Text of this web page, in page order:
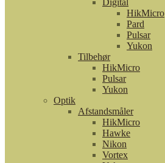
Digital
HikMicro
Pard
Pulsar
Yukon
Tilbehør
HikMicro
Pulsar
Yukon
Optik
Afstandsmåler
HikMicro
Hawke
Nikon
Vortex